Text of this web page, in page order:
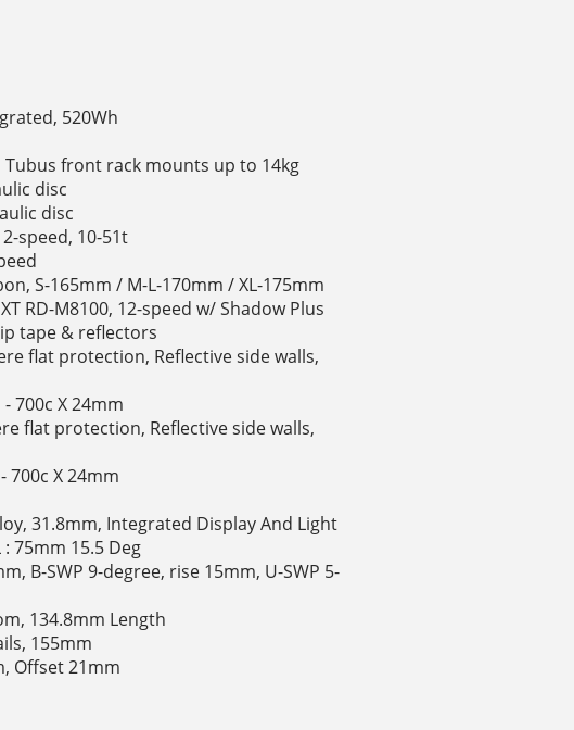
520Wh
Tubus front rack mounts up to 14kg
disc
disc
speed, 10-51t
S-165mm / M-L-170mm / XL-175mm
RD-M8100, 12-speed w/ Shadow Plus
tape & reflectors
flat protection, Reflective side walls,
- 700c X 24mm
flat protection, Reflective side walls,
700c X 24mm
31.8mm, Integrated Display And Light
75mm 15.5 Deg
B-SWP 9-degree, rise 15mm, U-SWP 5-
134.8mm Length
155mm
Offset 21mm